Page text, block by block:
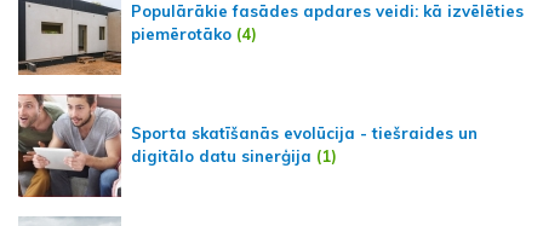
Populārākie fasādes apdares veidi: kā izvēlēties
piemērotāko (4)
Sporta skatīšanās evolūcija - tiešraides un
digitālo datu sinerģija (1)